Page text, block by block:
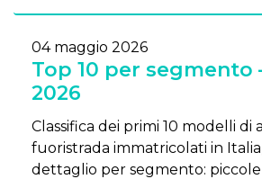
04 maggio 2026
Top 10 per segmento
2026
Classifica dei primi 10 modelli
fuoristrada immatricolati in
dettaglio per segmento: